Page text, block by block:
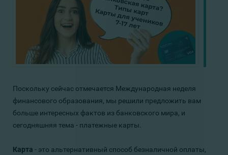
Поскольку сейчас отмечается Международная неделя
финансового образования, мы решили предложить вам
больше интересных фактов из банковского мира, и
сегодняшняя тема - платежные карты.
Карта - это альтернативный способ безналичной оплаты,